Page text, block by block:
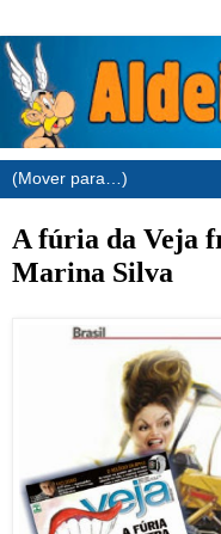
A fúria da Veja
Marina Silva